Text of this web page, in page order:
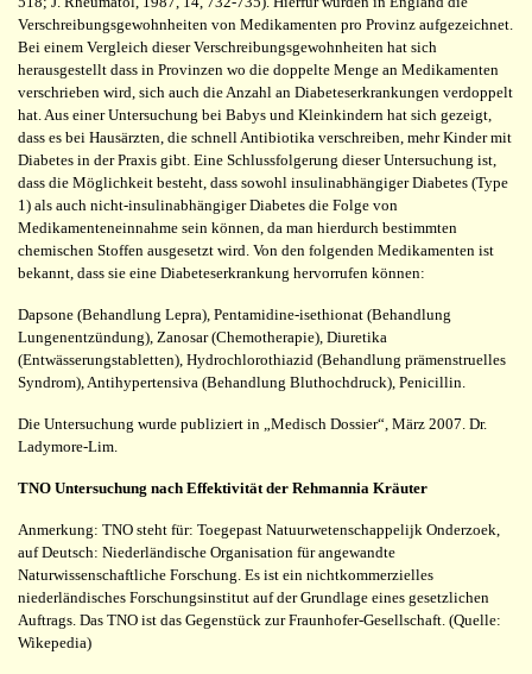
Verschreibungsgewohnheiten von Medikamenten pro Provinz aufgezeichnet.
Bei einem Vergleich dieser Verschreibungsgewohnheiten hat sich
herausgestellt dass in Provinzen wo die doppelte Menge an Medikamenten
verschrieben wird, sich auch die Anzahl an Diabeteserkrankungen verdoppelt
hat. Aus einer Untersuchung bei Babys und Kleinkindern hat sich gezeigt,
dass es bei Hausärzten, die schnell Antibiotika verschreiben, mehr Kinder mit
Diabetes in der Praxis gibt. Eine Schlussfolgerung dieser Untersuchung ist,
dass die Möglichkeit besteht, dass sowohl insulinabhängiger Diabetes (Type
1) als auch nicht-insulinabhängiger Diabetes die Folge von
Medikamenteneinnahme sein können, da man hierdurch bestimmten
chemischen Stoffen ausgesetzt wird. Von den folgenden Medikamenten ist
bekannt, dass sie eine Diabeteserkrankung hervorrufen können:
Dapsone (Behandlung Lepra), Pentamidine-isethionat (Behandlung
Lungenentzündung), Zanosar (Chemotherapie), Diuretika
(Entwässerungstabletten), Hydrochlorothiazid (Behandlung prämenstruelles
Syndrom), Antihypertensiva (Behandlung Bluthochdruck), Penicillin.
Die Untersuchung wurde publiziert in „Medisch Dossier“, März 2007. Dr.
Ladymore-Lim.
TNO Untersuchung nach Effektivität der Rehmannia Kräuter
Anmerkung: TNO steht für: Toegepast Natuurwetenschappelijk Onderzoek,
auf Deutsch: Niederländische Organisation für angewandte
Naturwissenschaftliche Forschung. Es ist ein nichtkommerzielles
niederländisches Forschungsinstitut auf der Grundlage eines gesetzlichen
Auftrags. Das TNO ist das Gegenstück zur Fraunhofer-Gesellschaft. (Quelle:
Wikepedia)